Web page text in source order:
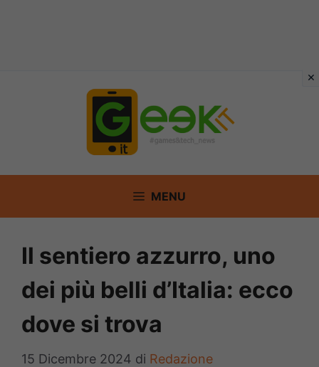
MENU
Il sentiero azzurro, uno
dei più belli d’Italia: ecco
dove si trova
15 Dicembre 2024 di Redazione